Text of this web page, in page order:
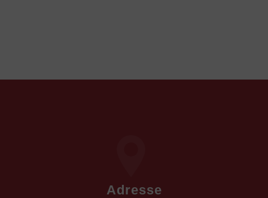
Adresse